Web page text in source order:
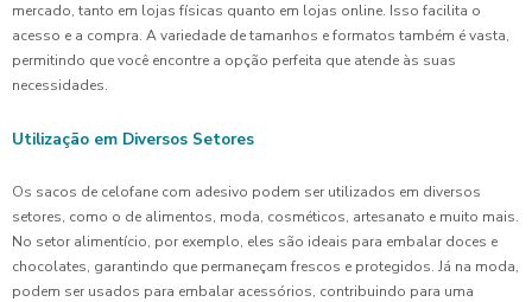
mercado, tanto em lojas físicas quanto em lojas online. Isso facilita o
acesso e a compra. A variedade de tamanhos e formatos também é vasta,
permitindo que você encontre a opção perfeita que atende às suas
necessidades.
Utilização em Diversos Setores
Os sacos de celofane com adesivo podem ser utilizados em diversos
setores, como o de alimentos, moda, cosméticos, artesanato e muito mais.
No setor alimentício, por exemplo, eles são ideais para embalar doces e
chocolates, garantindo que permaneçam frescos e protegidos. Já na moda,
podem ser usados para embalar acessórios, contribuindo para uma